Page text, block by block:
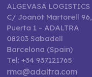
ALGEVASA LOGISTICS
C/ Joanot Martorell 96,
Puerta 1 – ADALTRA
08203 Sabadell
Barcelona (Spain)
Tel: +34 937121765
rma@adaltra.com